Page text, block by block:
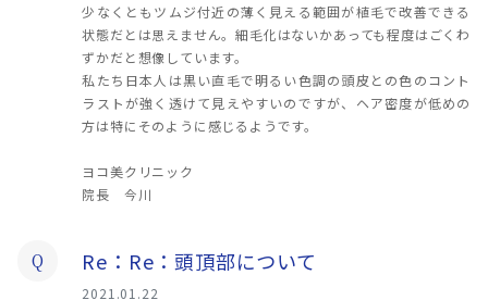
少なくともツムジ付近の薄く見える範囲が植毛で改善できる
状態だとは思えません。細毛化はないかあっても程度はごくわ
ずかだと想像しています。
私たち日本人は黒い直毛で明るい色調の頭皮との色のコント
ラストが強く透けて見えやすいのですが、ヘア密度が低めの
方は特にそのように感じるようです。
ヨコ美クリニック
院長 今川
Q Re：Re：頭頂部について
2021.01.22